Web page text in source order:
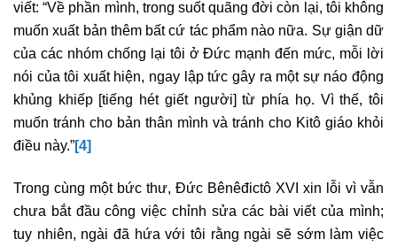
viết: “Về phần mình, trong suốt quãng đời còn lại, tôi không
muốn xuất bản thêm bất cứ tác phẩm nào nữa. Sự giận dữ
của các nhóm chống lại tôi ở Đức mạnh đến mức, mỗi lời
nói của tôi xuất hiện, ngay lập tức gây ra một sự náo động
khủng khiếp [tiếng hét giết người] từ phía họ. Vì thế, tôi
muốn tránh cho bản thân mình và tránh cho Kitô giáo khỏi
điều này.”[4]
Trong cùng một bức thư, Đức Bênêđictô XVI xin lỗi vì vẫn
chưa bắt đầu công việc chỉnh sửa các bài viết của mình;
tuy nhiên, ngài đã hứa với tôi rằng ngài sẽ sớm làm việc